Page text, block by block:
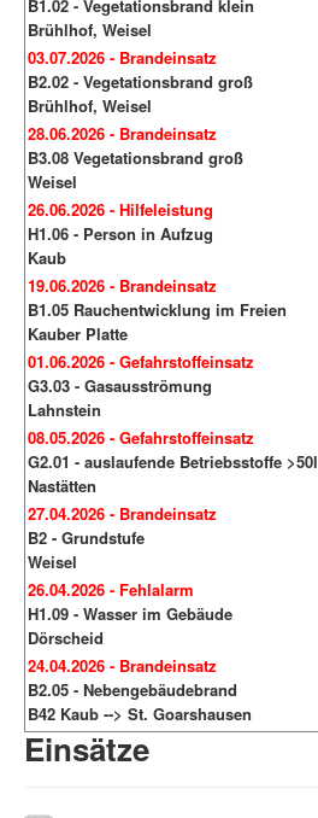
B1.02 - Vegetationsbrand klein
Brühlhof, Weisel
03.07.2026 - Brandeinsatz
B2.02 - Vegetationsbrand groß
Brühlhof, Weisel
28.06.2026 - Brandeinsatz
B3.08 Vegetationsbrand groß
Weisel
26.06.2026 - Hilfeleistung
H1.06 - Person in Aufzug
Kaub
19.06.2026 - Brandeinsatz
B1.05 Rauchentwicklung im Freien
Kauber Platte
01.06.2026 - Gefahrstoffeinsatz
G3.03 - Gasausströmung
Lahnstein
08.05.2026 - Gefahrstoffeinsatz
G2.01 - auslaufende Betriebsstoffe >50l
Nastätten
27.04.2026 - Brandeinsatz
B2 - Grundstufe
Weisel
26.04.2026 - Fehlalarm
H1.09 - Wasser im Gebäude
Dörscheid
24.04.2026 - Brandeinsatz
B2.05 - Nebengebäudebrand
B42 Kaub --> St. Goarshausen
Einsätze